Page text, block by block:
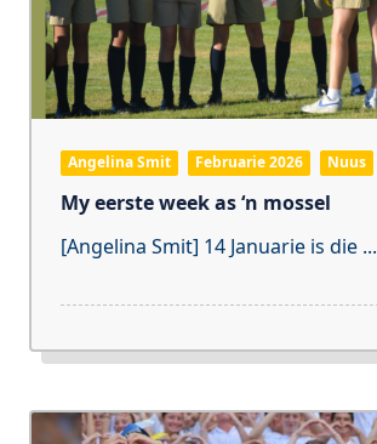
Angelina Smit Februarie 2026 Nuus
My eerste week as ‘n mossel
[Angelina Smit] 14 Januarie is die ...